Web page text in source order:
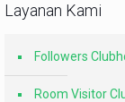
Layanan Kami
Followers
Room Visitor